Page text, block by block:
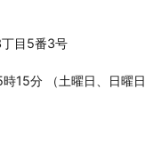
目5番3号
時15分
（土曜日、日曜